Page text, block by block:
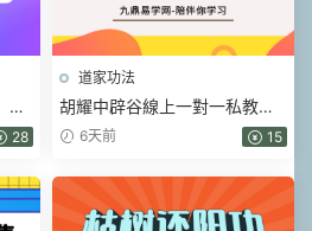
視
28
道家功法
胡耀中辟谷線上一對一私教輔
導(61節)視頻+音頻課
6天前 15